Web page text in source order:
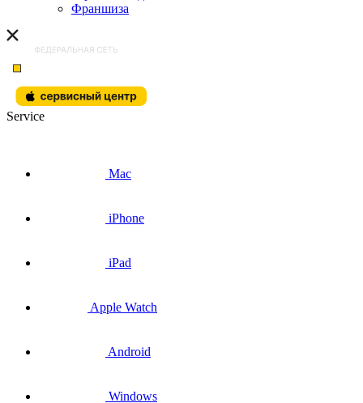
Франшиза
Service
Mac
iPhone
iPad
Apple Watch
Android
Windows